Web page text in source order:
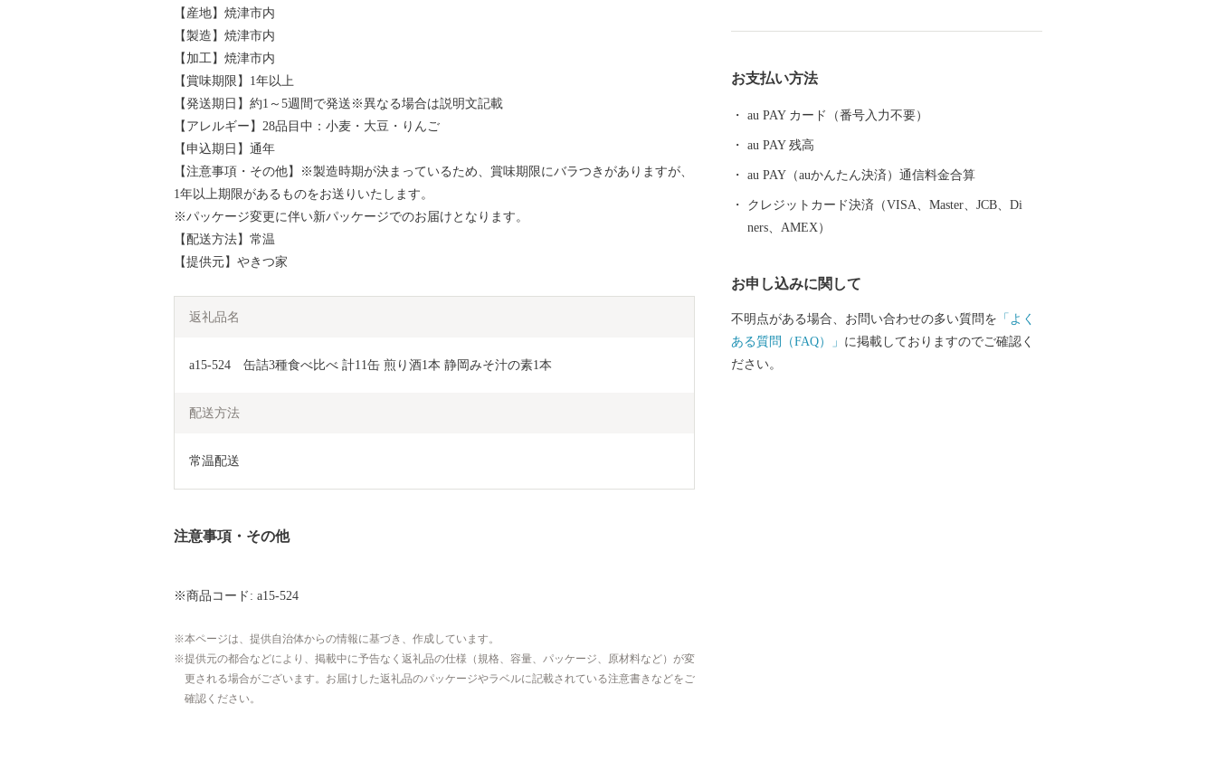
【産地】焼津市内
【製造】焼津市内
【加工】焼津市内
【賞味期限】1年以上
【発送期日】約1～5週間で発送※異なる場合は説明文記載
【アレルギー】28品目中：小麦・大豆・りんご
【申込期日】通年
【注意事項・その他】※製造時期が決まっているため、賞味期限にバラつきがありますが、
1年以上期限があるものをお送りいたします。
※パッケージ変更に伴い新パッケージでのお届けとなります。
【配送方法】常温
【提供元】やきつ家
返礼品名
a15-524　缶詰3種食べ比べ 計11缶 煎り酒1本 静岡みそ汁の素1本
配送方法
常温配送
注意事項・その他
※商品コード: a15-524
本ページは、提供自治体からの情報に基づき、作成しています。
提供元の都合などにより、掲載中に予告なく返礼品の仕様（規格、容量、パッケージ、原材料など）が変
更される場合がございます。お届けした返礼品のパッケージやラベルに記載されている注意書きなどをご
確認ください。
かな水など自然条件に恵まれ、米やいちご、茶、みか
お支払い方法
au PAY カード（番号入力不要）
au PAY 残高
au PAY（auかんたん決済）通信料金合算
クレジットカード決済（VISA、Master、JCB、Di
ners、AMEX）
お申し込みに関して
不明点がある場合、お問い合わせの多い質問を 「よく
ある質問（FAQ）」 に掲載しておりますのでご確認く
ださい。